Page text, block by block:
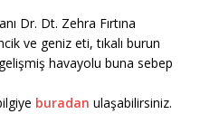
Dr. Dt. Zehra Fırtına
ve geniz eti, tıkalı burun
havayolu buna sebep
buradan ulaşabilirsiniz.